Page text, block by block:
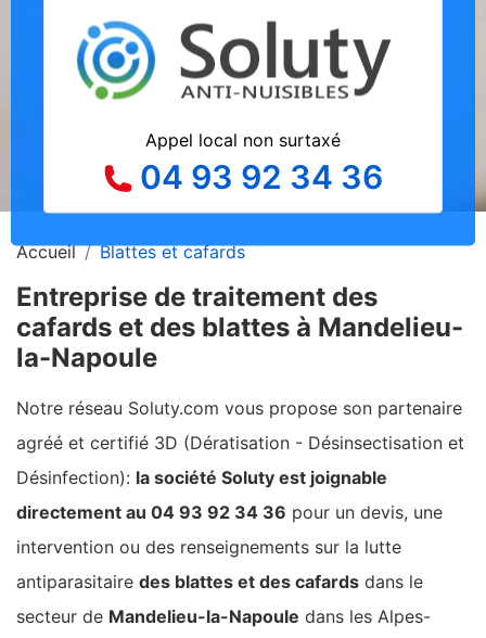
Appel local non surtaxé
04 93 92 34 36
Accueil Blattes et cafards
Entreprise de traitement des
cafards et des blattes à Mandelieu-
la-Napoule
Notre réseau Soluty.com vous propose son partenaire
agréé et certifié 3D (Dératisation - Désinsectisation et
Désinfection): la société Soluty est joignable
directement au 04 93 92 34 36 pour un devis, une
intervention ou des renseignements sur la lutte
antiparasitaire des blattes et des cafards dans le
secteur de Mandelieu-la-Napoule dans les Alpes-